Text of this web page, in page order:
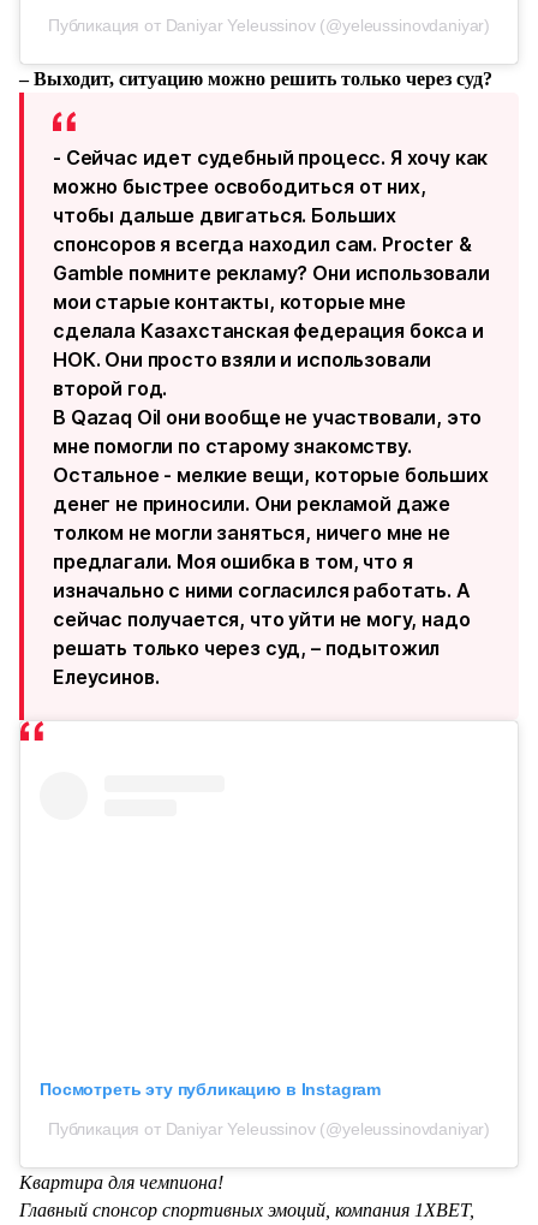
Публикация от Daniyar Yeleussinov (@yeleussinovdaniyar)
– Выходит, ситуацию можно решить только через суд?
- Сейчас идет судебный процесс. Я хочу как
можно быстрее освободиться от них,
чтобы дальше двигаться. Больших
спонсоров я всегда находил сам. Procter &
Gamble помните рекламу? Они использовали
мои старые контакты, которые мне
сделала Казахстанская федерация бокса и
НОК. Они просто взяли и использовали
второй год.
В Qazaq Oil они вообще не участвовали, это
мне помогли по старому знакомству.
Остальное - мелкие вещи, которые больших
денег не приносили. Они рекламой даже
толком не могли заняться, ничего мне не
предлагали. Моя ошибка в том, что я
изначально с ними согласился работать. А
сейчас получается, что уйти не могу, надо
решать только через суд, – подытожил
Елеусинов.
Посмотреть эту публикацию в Instagram
Публикация от Daniyar Yeleussinov (@yeleussinovdaniyar)
Квартира для чемпиона!
Главный спонсор спортивных эмоций, компания 1XBET,